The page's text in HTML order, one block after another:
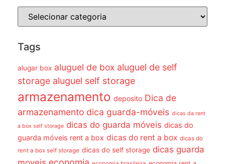
Tags
alugar box aluguel de box aluguel de self
storage aluguel self storage
armazenamento deposito Dica de
armazenamento dica guarda-móveis dicas da rent
a box self storage dicas do guarda móveis dicas do
guarda móveis rent a box dicas do rent a box dicas do
rent a box self storage dicas do self storage dicas guarda